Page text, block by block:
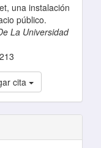
una instalación
público.
La Universidad
cita